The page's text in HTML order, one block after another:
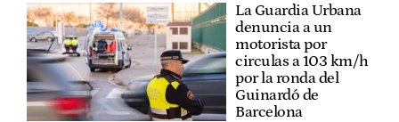
La Guardia Urbana
denuncia a un
motorista por
circulas a 103 km/h
por la ronda del
Guinardó de
Barcelona